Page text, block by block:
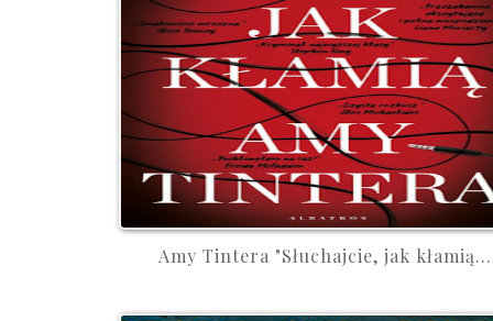
Amy Tintera "Słuchajcie, jak kłamią...